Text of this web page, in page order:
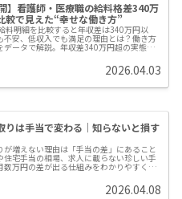
】看護師・医療職の給料格差340万
較で見えた“幸せな働き方”
料明細を比較すると年収差は340万円以
不安、低収入でも満足の理由とは？働き方
データで解説。年収差340万円超の実態か
2026.04.03
りは手当で変わる｜知らないと損す
が増えない理由は「手当の差」にあること
住宅手当の相場、求人に載らない珍しい手
数万円の差が出る仕組みをわかりやすく紹
2026.04.08